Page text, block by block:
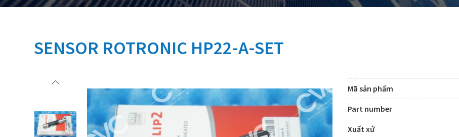
SENSOR ROTRONIC HP22-A-SET
Mã sản phẩm
Part number
Xuất xứ